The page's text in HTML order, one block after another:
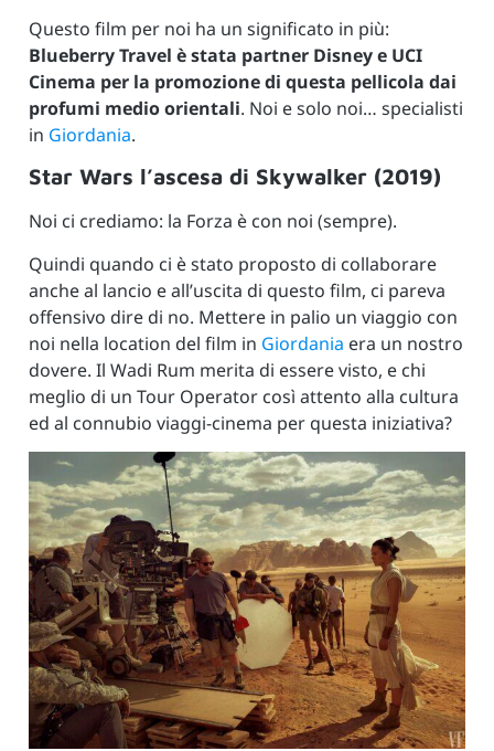
Questo film per noi ha un significato in più:
Blueberry Travel è stata partner Disney e UCI
Cinema per la promozione di questa pellicola dai
profumi medio orientali. Noi e solo noi… specialisti
in Giordania.
Star Wars l’ascesa di Skywalker (2019)
Noi ci crediamo: la Forza è con noi (sempre).
Quindi quando ci è stato proposto di collaborare
anche al lancio e all’uscita di questo film, ci pareva
offensivo dire di no. Mettere in palio un viaggio con
noi nella location del film in Giordania era un nostro
dovere. Il Wadi Rum merita di essere visto, e chi
meglio di un Tour Operator così attento alla cultura
ed al connubio viaggi-cinema per questa iniziativa?